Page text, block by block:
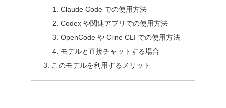
Claude Code での使用方法
Codex や関連アプリでの使用方法
OpenCode や Cline CLI での使用方法
モデルと直接チャットする場合
このモデルを利用するメリット